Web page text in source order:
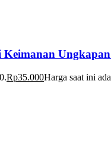
Rp35.000Harga saat ini